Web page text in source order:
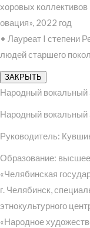
хоровых
овация», 2022 год
• Лауреат I степени
людей старшего
ЗАКРЫТЬ
Народный вокальный
Народный вокальный
Руководитель:
Образование:
«Челябинская
г. Челябинск,
этнокультурного
«Народное